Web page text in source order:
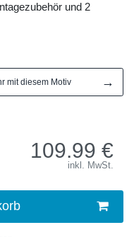
und 2
mit diesem Motiv →
109.99 €
inkl. MwSt.